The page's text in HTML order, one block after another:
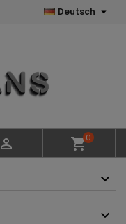
Deutsch 
 shopping_cart0